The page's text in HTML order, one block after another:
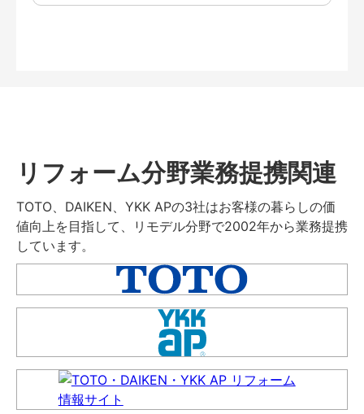
リフォーム分野業務提携関連
TOTO、DAIKEN、YKK APの3社はお客様の暮らしの価
値向上を目指して、リモデル分野で2002年から業務提携
しています。